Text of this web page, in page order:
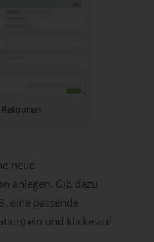
neue
anlegen. Gib dazu
eine passende
ein und klicke auf